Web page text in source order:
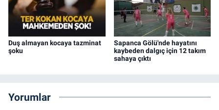
Duş almayan kocaya tazminat
şoku
Sapanca Gölü'nde hayatını
kaybeden dalgıç için 12 takım
sahaya çıktı
Yorumlar